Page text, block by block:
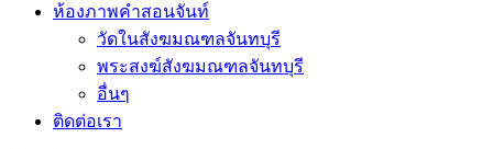
ห้องภาพคำสอนจันท์
วัดในสังฆมณฑลจันทบุรี
พระสงฆ์สังฆมณฑลจันทบุรี
อื่นๆ
ติดต่อเรา